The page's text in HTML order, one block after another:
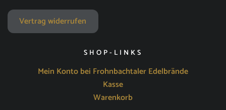
Vertrag widerrufen
SHOP-LINKS
Mein Konto bei Frohnbachtaler Edelbrände
Kasse
Warenkorb